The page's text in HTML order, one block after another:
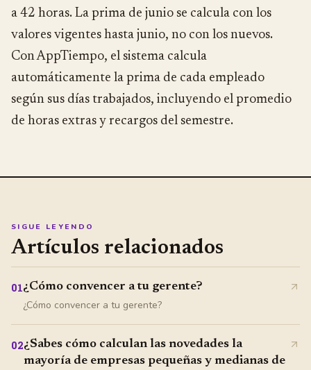
a 42 horas. La prima de junio se calcula con los
valores vigentes hasta junio, no con los nuevos.
Con AppTiempo, el sistema calcula
automáticamente la prima de cada empleado
según sus días trabajados, incluyendo el promedio
de horas extras y recargos del semestre.
SIGUE LEYENDO
Artículos relacionados
01¿Cómo convencer a tu gerente?
¿Cómo convencer a tu gerente?
02¿Sabes cómo calculan las novedades la
mayoría de empresas pequeñas y medianas de